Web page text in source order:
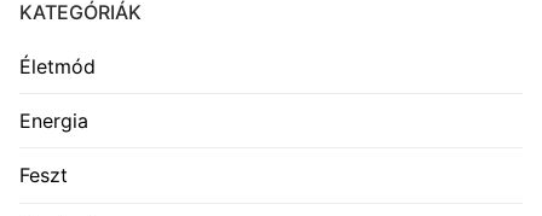
KATEGÓRIÁK
Életmód
Energia
Feszt